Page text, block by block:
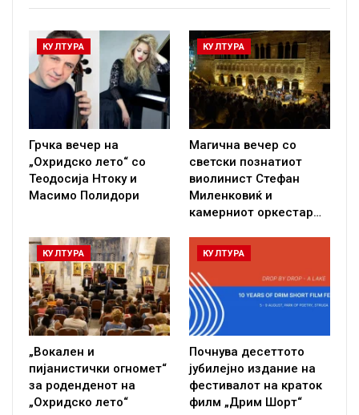
КУЛТУРА
Грчка вечер на
„Охридско лето“ со
Теодосија Нтоку и
Масимо Полидори
КУЛТУРА
Магична вечер со
светски познатиот
виолинист Стефан
Миленковиќ и
камерниот оркестар…
КУЛТУРА
„Вокален и
пијанистички огномет“
за роденденот на
„Охридско лето“
КУЛТУРА
Почнува десеттото
јубилејно издание на
фестивалот на краток
филм „Дрим Шорт“